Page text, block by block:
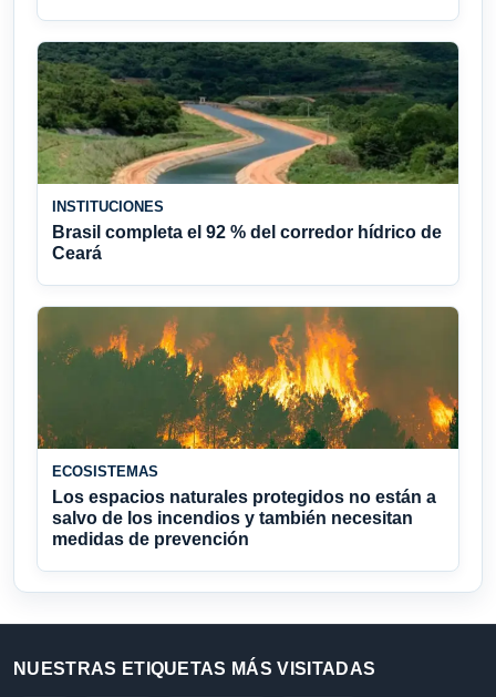
INSTITUCIONES
Brasil completa el 92 % del corredor hídrico de
Ceará
ECOSISTEMAS
Los espacios naturales protegidos no están a
salvo de los incendios y también necesitan
medidas de prevención
NUESTRAS ETIQUETAS MÁS VISITADAS